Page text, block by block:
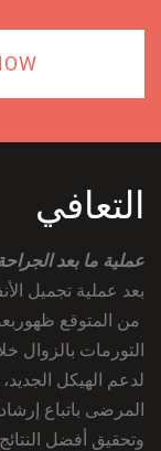
التعافي
عملية ما بعد
بعد عملية تجميل
من المتوقع
التورمات بالزوال
لدعم الهيكل
المرضى باتباع
وتحقيق أفضل